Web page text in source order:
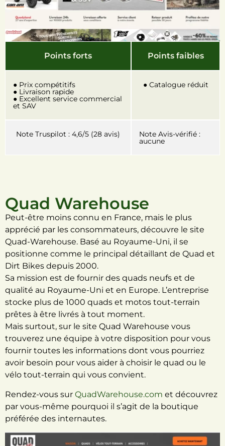
Points forts Points faibles
● Prix compétitifs
● Livraison rapide
● Excellent service commercial
et SAV
● Catalogue réduit
Note Truspilot : 4,6/5 (28 avis) Note Avis-vérifié :
aucune
Quad Warehouse
Peut-être moins connu en France, mais le plus
apprécié par les consommateurs, découvre le site
Quad-Warehouse. Basé au Royaume-Uni, il se
positionne comme le principal détaillant de Quad et
Dirt Bikes depuis 2000.
Sa mission est de fournir des quads neufs et de
qualité au Royaume-Uni et en Europe. L’entreprise
stocke plus de 1000 quads et motos tout-terrain
prêtes à être livrés à tout moment.
Mais surtout, sur le site Quad Warehouse vous
trouverez une équipe à votre disposition pour vous
fournir toutes les informations dont vous pourriez
avoir besoin pour vous aider à choisir le quad ou le
vélo tout-terrain qui vous convient.
Rendez-vous sur QuadWarehouse.com et découvrez
par vous-même pourquoi il s’agit de la boutique
préférée des internautes.